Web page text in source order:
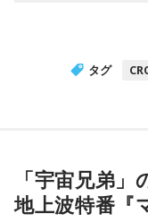
タグ
「宇宙兄弟
地上波特番『